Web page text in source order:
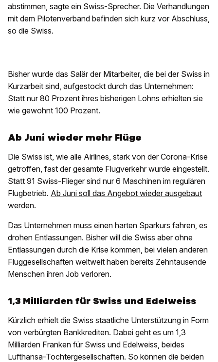
abstimmen, sagte ein Swiss-Sprecher. Die Verhandlungen
mit dem Pilotenverband befinden sich kurz vor Abschluss,
so die Swiss.
Bisher wurde das Salär der Mitarbeiter, die bei der Swiss in
Kurzarbeit sind, aufgestockt durch das Unternehmen:
Statt nur 80 Prozent ihres bisherigen Lohns erhielten sie
wie gewohnt 100 Prozent.
Ab Juni wieder mehr Flüge
Die Swiss ist, wie alle Airlines, stark von der Corona-Krise
getroffen, fast der gesamte Flugverkehr wurde eingestellt.
Statt 91 Swiss-Flieger sind nur 6 Maschinen im regulären
Flugbetrieb. Ab Juni soll das Angebot wieder ausgebaut
werden.
Das Unternehmen muss einen harten Sparkurs fahren, es
drohen Entlassungen. Bisher will die Swiss aber ohne
Entlassungen durch die Krise kommen, bei vielen anderen
Fluggesellschaften weltweit haben bereits Zehntausende
Menschen ihren Job verloren.
1,3 Milliarden für Swiss und Edelweiss
Kürzlich erhielt die Swiss staatliche Unterstützung in Form
von verbürgten Bankkrediten. Dabei geht es um 1,3
Milliarden Franken für Swiss und Edelweiss, beides
Lufthansa-Tochtergesellschaften. So können die beiden